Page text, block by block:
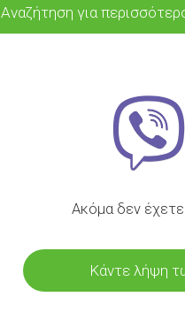
Αναζήτηση για
Ακόμα δεν
Κάντε λήψη